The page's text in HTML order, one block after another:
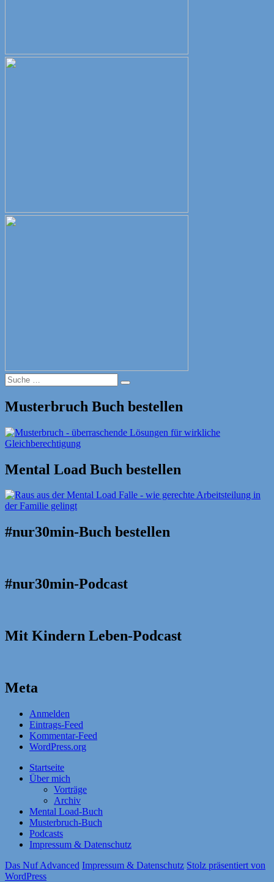
Suche
nach:
Suche
Musterbruch Buch bestellen
Mental Load Buch bestellen
#nur30min-Buch bestellen
#nur30min-Podcast
Mit Kindern Leben-Podcast
Meta
Anmelden
Eintrags-Feed
Kommentar-Feed
WordPress.org
Startseite
Über mich
Vorträge
Archiv
Mental Load-Buch
Musterbruch-Buch
Podcasts
Impressum & Datenschutz
Das Nuf Advanced Impressum & Datenschutz Stolz präsentiert von
WordPress